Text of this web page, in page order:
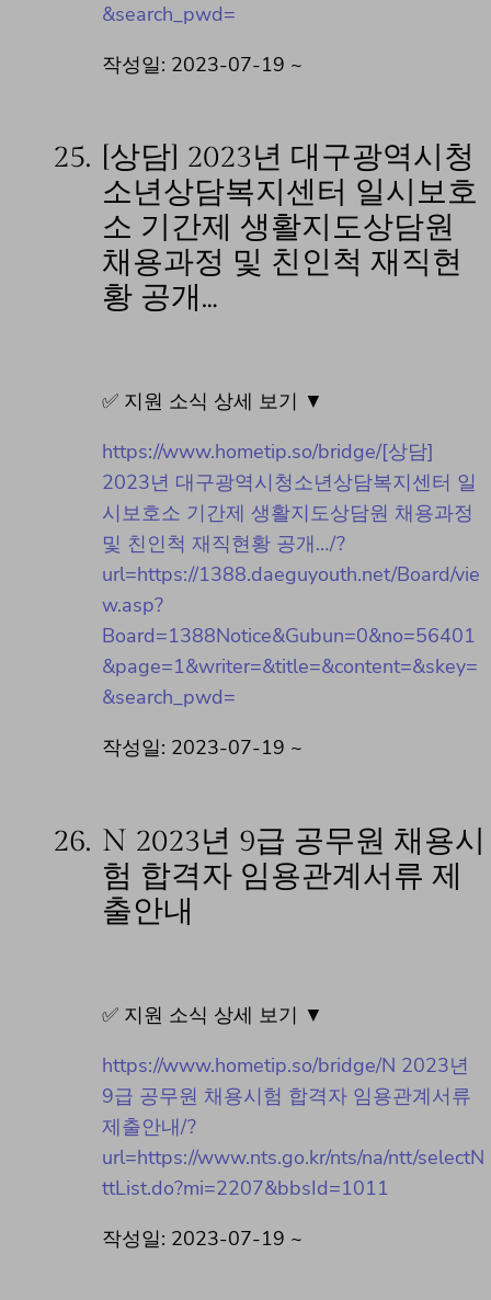
&search_pwd=
작성일: 2023-07-19 ~
25. [상담] 2023년 대구광역시청
소년상담복지센터 일시보호
소 기간제 생활지도상담원
채용과정 및 친인척 재직현
황 공개…
✅ 지원 소식 상세 보기 ▼
https://www.hometip.so/bridge/[상담]
2023년 대구광역시청소년상담복지센터 일
시보호소 기간제 생활지도상담원 채용과정
및 친인척 재직현황 공개…/?
url=https://1388.daeguyouth.net/Board/vie
w.asp?
Board=1388Notice&Gubun=0&no=56401
&page=1&writer=&title=&content=&skey=
&search_pwd=
작성일: 2023-07-19 ~
26. N 2023년 9급 공무원 채용시
험 합격자 임용관계서류 제
출안내
✅ 지원 소식 상세 보기 ▼
https://www.hometip.so/bridge/N 2023년
9급 공무원 채용시험 합격자 임용관계서류
제출안내/?
url=https://www.nts.go.kr/nts/na/ntt/selectN
ttList.do?mi=2207&bbsId=1011
작성일: 2023-07-19 ~